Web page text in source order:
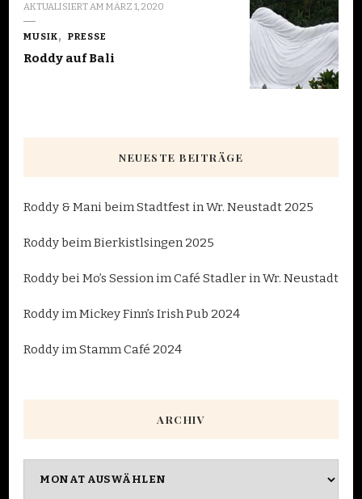
AKTUALISIERT AM MÄRZ 1, 2020
MUSIK PRESSE
Roddy auf Bali
NEUESTE BEITRÄGE
Roddy & Mani beim Stadtfest in Wr. Neustadt 2025
Roddy beim Bierkistlsingen 2025
Roddy bei Mo’s Session im Café Stadler in Wr. Neustadt
Roddy im Mickey Finn’s Irish Pub 2024
Roddy im Stamm Café 2024
ARCHIV